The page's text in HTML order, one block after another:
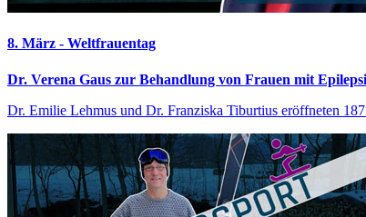
8. März - Weltfrauentag
Dr. Verena Gaus zur Behandlung von Frauen mit
Dr. Emilie Lehmus und Dr. Franziska Tiburtius eröffneten